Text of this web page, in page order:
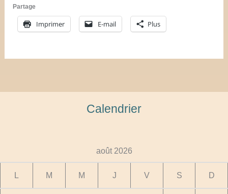
Partage
Imprimer E-mail Plus
Calendrier
août 2026
L M M J V S D